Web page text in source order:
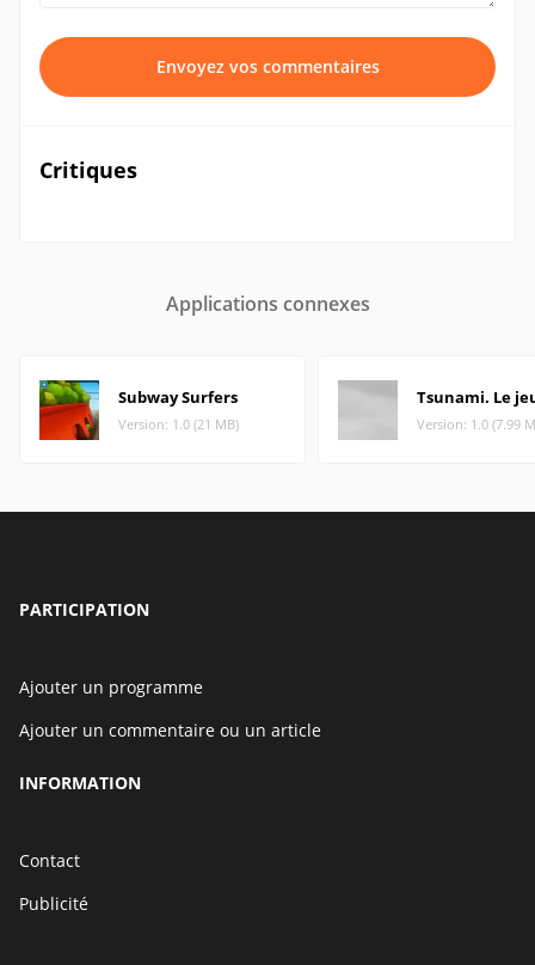
Envoyez vos commentaires
Critiques
Applications connexes
Subway Surfers
Version: 1.0 (21 MB)
Tsunami. Le
Version: 1.0 (7.99
PARTICIPATION
Ajouter un programme
Ajouter un commentaire ou un article
INFORMATION
Contact
Publicité